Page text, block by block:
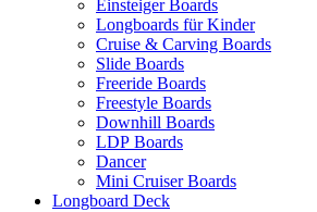
Einsteiger Boards
Longboards für Kinder
Cruise & Carving Boards
Slide Boards
Freeride Boards
Freestyle Boards
Downhill Boards
LDP Boards
Dancer
Mini Cruiser Boards
Longboard Deck